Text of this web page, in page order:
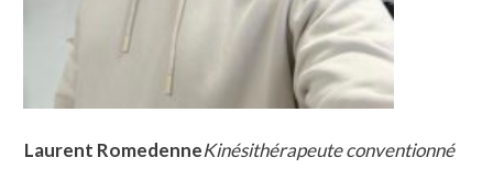
Laurent RomedenneKinésithérapeute conventionné